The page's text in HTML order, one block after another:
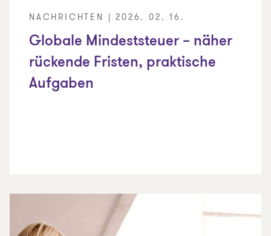
NACHRICHTEN | 2026. 02. 16.
Globale Mindeststeuer – näher
rückende Fristen, praktische
Aufgaben